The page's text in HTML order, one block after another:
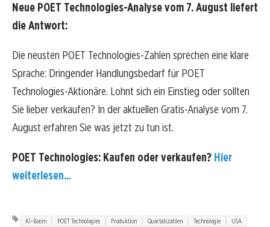
Neue POET Technologies-Analyse vom 7. August liefert
die Antwort:
Die neusten POET Technologies-Zahlen sprechen eine klare
Sprache: Dringender Handlungsbedarf für POET
Technologies-Aktionäre. Lohnt sich ein Einstieg oder sollten
Sie lieber verkaufen? In der aktuellen Gratis-Analyse vom 7.
August erfahren Sie was jetzt zu tun ist.
POET Technologies: Kaufen oder verkaufen? Hier
weiterlesen...
KI-Boom POET Technologies Produktion Quartalszahlen Technologie USA